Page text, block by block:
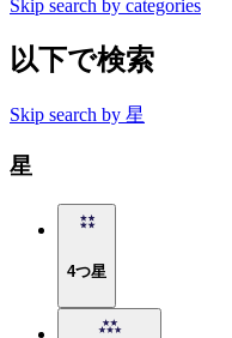
Skip search by categories
以下で検索
Skip search by 星
星
4つ星